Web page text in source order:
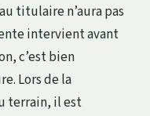
titulaire n’aura pas
intervient avant
c’est bien
Lors de la
terrain, il est